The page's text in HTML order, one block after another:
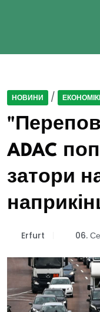
НОВИНИ /
ADAC
затори
Erfurt 06.